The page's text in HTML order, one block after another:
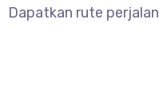
Dapatkan rute